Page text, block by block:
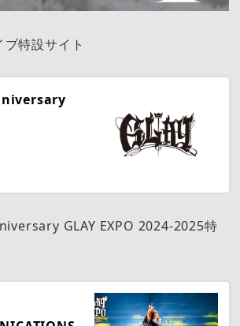
特設サイト
GLAY EXPO 2024-2025特